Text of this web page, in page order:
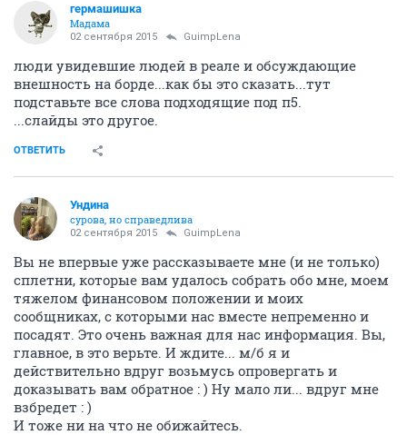
гермашишка
Мадама
02 сентября 2015 GuimpLena
люди увидевшие людей в реале и обсуждающие
внешность на борде...как бы это сказать...тут
подставьте все слова подходящие под п5.
...слайды это другое.
ОТВЕТИТЬ
Ундинa
сурова, но справедлива
02 сентября 2015 GuimpLena
Вы не впервые уже рассказываете мне (и не только)
сплетни, которые вам удалось собрать обо мне, моем
тяжелом финансовом положении и моих
сообщниках, с которыми нас вместе непременно и
посадят. Это очень важная для нас информация. Вы,
главное, в это верьте. И ждите... м/б я и
действительно вдруг возьмусь опровергать и
доказывать вам обратное : ) Ну мало ли... вдруг мне
взбредет : )
И тоже ни на что не обижайтесь.